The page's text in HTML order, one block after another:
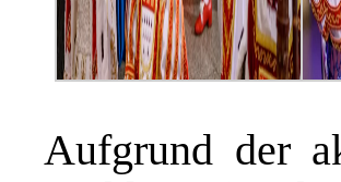
Aufgrund der